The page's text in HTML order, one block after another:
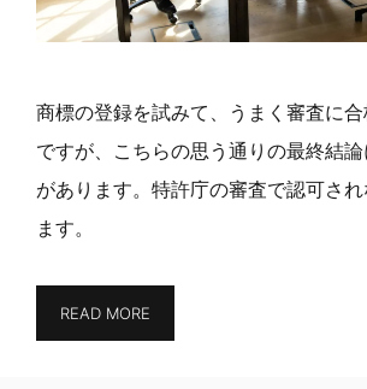
商標の登録を試みて、うまく審査に
ですが、こちらの思う通りの最終結
があります。特許庁の審査で認可さ
ます。
READ MORE